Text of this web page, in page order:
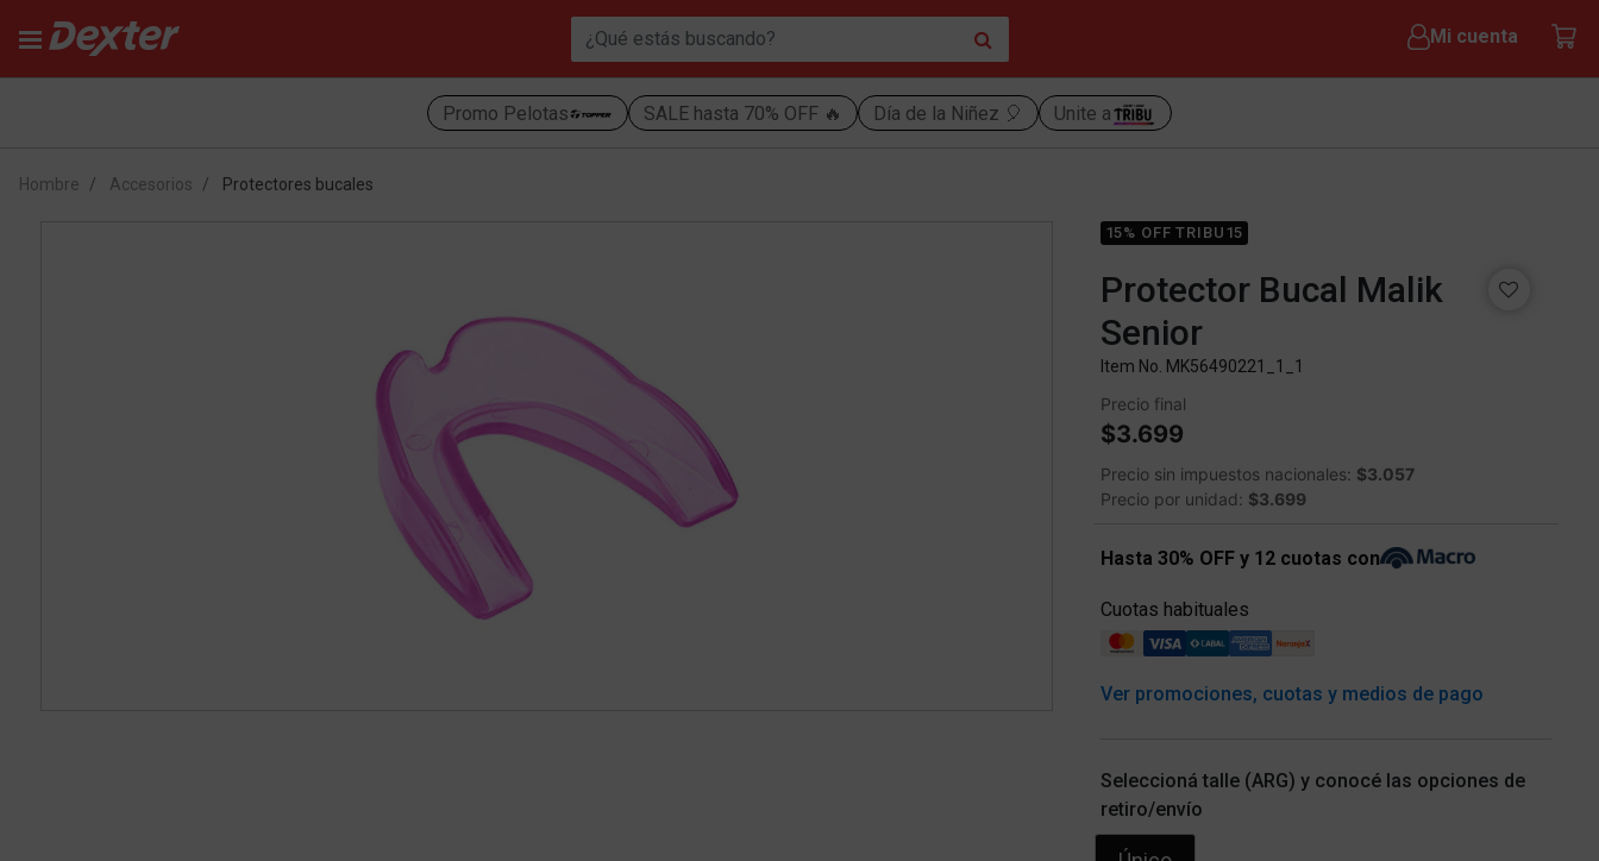
Mi cuenta
Promo Pelotas SALE hasta 70% OFF 🔥 Día de la Niñez 🎈 Unite a
Hombre Accesorios Protectores bucales
15% OFF TRIBU15
Protector Bucal Malik
Senior
Item No. MK56490221_1_1
Precio final
$3.699
Precio sin impuestos nacionales: $3.057
Precio por unidad: $3.699
Hasta 30% OFF y 12 cuotas con
Cuotas habituales
Ver promociones, cuotas y medios de pago
Seleccioná talle (ARG) y conocé las opciones de
retiro/envío